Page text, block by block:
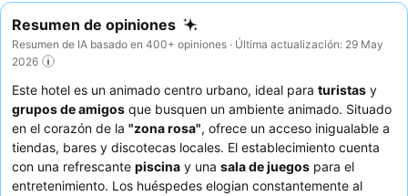
Resumen de opiniones
Resumen de IA basado en 400+ opiniones · Última actualización: 29 May
2026
Este hotel es un animado centro urbano, ideal para turistas y
grupos de amigos que busquen un ambiente animado. Situado
en el corazón de la "zona rosa", ofrece un acceso inigualable a
tiendas, bares y discotecas locales. El establecimiento cuenta
con una refrescante piscina y una sala de juegos para el
entretenimiento. Los huéspedes elogian constantemente al